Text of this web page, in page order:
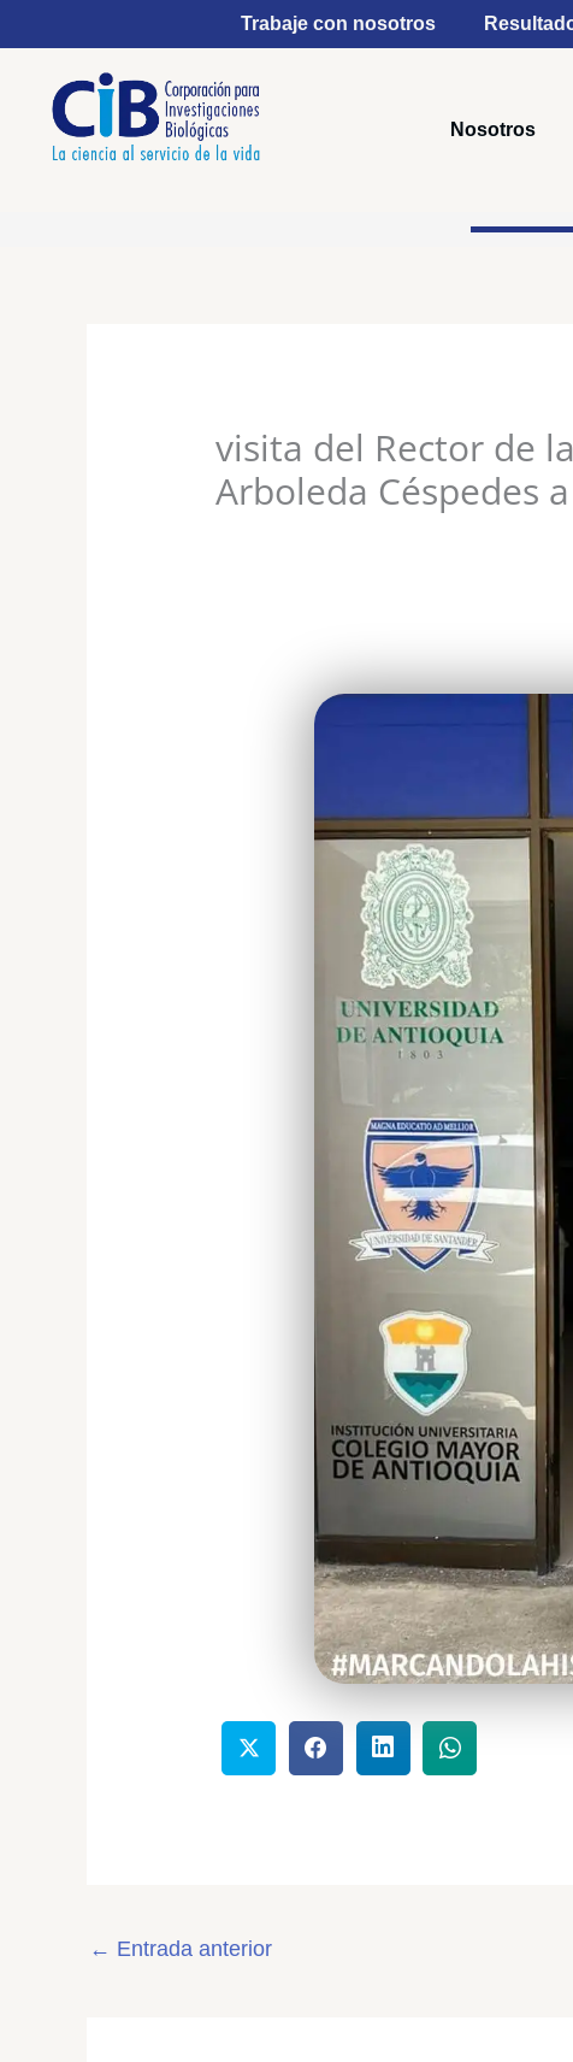
contenido
Trabaje con nosotros
Nosotros
visita del Rector de
Arboleda Céspedes
← Entrada anterior